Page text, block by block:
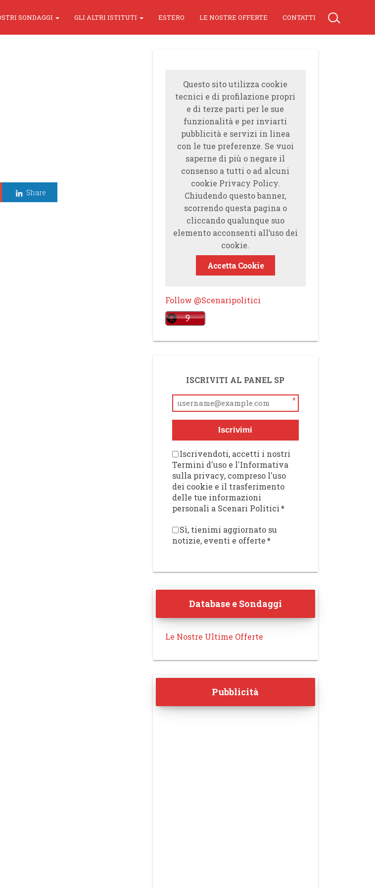
SONDAGGI GLI ALTRI ISTITUTI ESTERO LE NOSTRE OFFERTE CONTATTI
Share
Questo sito utilizza cookie
tecnici e di profilazione propri
e di terze parti per le sue
funzionalità e per inviarti
pubblicità e servizi in linea
con le tue preferenze. Se vuoi
saperne di più o negare il
consenso a tutti o ad alcuni
cookie Privacy Policy.
Chiudendo questo banner,
scorrendo questa pagina o
cliccando qualunque suo
elemento acconsenti all’uso dei
cookie.
Accetta Cookie
Follow @Scenaripolitici
ISCRIVITI AL PANEL SP
*
Iscrivimi
Iscrivendoti, accetti i nostri
Termini d'uso e l'Informativa
sulla privacy, compreso l'uso
dei cookie e il trasferimento
delle tue informazioni
personali a Scenari Politici*
Sì, tienimi aggiornato su
notizie, eventi e offerte*
Database e Sondaggi
Le Nostre Ultime Offerte
Pubblicità